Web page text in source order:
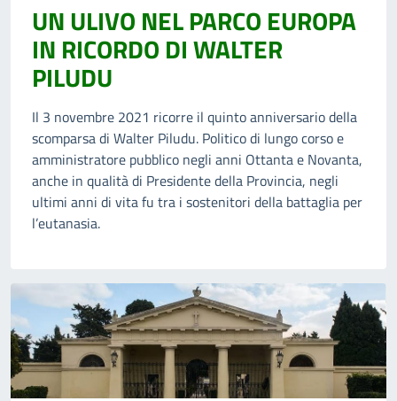
UN ULIVO NEL PARCO EUROPA
IN RICORDO DI WALTER
PILUDU
Il 3 novembre 2021 ricorre il quinto anniversario della
scomparsa di Walter Piludu. Politico di lungo corso e
amministratore pubblico negli anni Ottanta e Novanta,
anche in qualità di Presidente della Provincia, negli
ultimi anni di vita fu tra i sostenitori della battaglia per
l’eutanasia.